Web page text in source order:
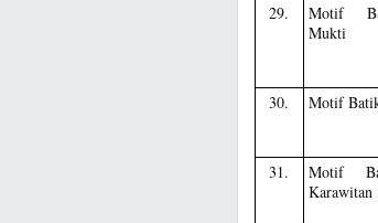
29.
Motif
Mukti
30.
Motif
31.
Motif
Karawitan